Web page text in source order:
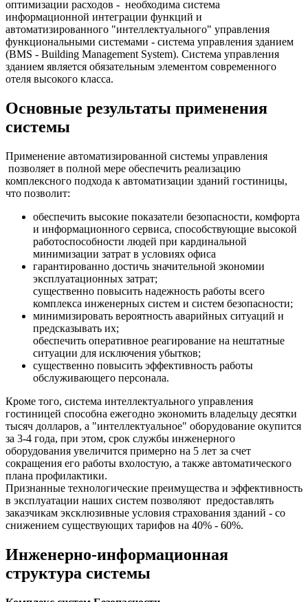
оптимизации расходов - необходима система
информационной интеграции функций и
автоматизированного "интеллектуального" управления
функциональными системами - система управления зданием
(BMS - Building Management System). Система управления
зданием является обязательным элементом современного
отеля высокого класса.
Основные результаты применения
системы
Применение автоматизированной системы управления
позволяет в полной мере обеспечить реализацию
комплексного подхода к автоматизации зданий гостиницы,
что позволит:
обеспечить высокие показатели безопасности, комфорта
и информационного сервиса, способствующие высокой
работоспособности людей при кардинальной
минимизации затрат в условиях офиса
гарантированно достичь значительной экономии
эксплуатационных затрат;
существенно повысить надежность работы всего
комплекса инженерных систем и систем безопасности;
минимизировать вероятность аварийных ситуаций и
предсказывать их;
обеспечить оперативное реагирование на нештатные
ситуации для исключения убытков;
существенно повысить эффективность работы
обслуживающего персонала.
Кроме того, система интеллектуального управления
гостиницей способна ежегодно экономить владельцу десятки
тысяч долларов, а "интеллектуальное" оборудование окупится
за 3-4 года, при этом, срок службы инженерного
оборудования увеличится примерно на 5 лет за счет
сокращения его работы вхолостую, а также автоматического
плана профилактики.
Признанные технологические преимущества и эффективность
в эксплуатации наших систем позволяют предоставлять
заказчикам эксклюзивные условия страхования зданий - со
снижением существующих тарифов на 40% - 60%.
Инженерно-информационная
структура системы